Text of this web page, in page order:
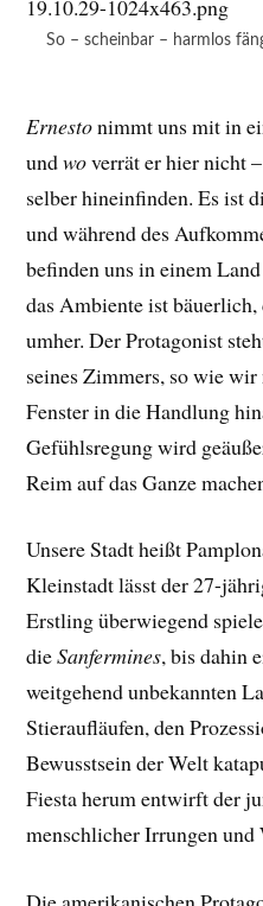
So – scheinbar – harmlos
Ernestonimmt uns mit in
undwoverrät er hier nicht
selber hineinfinden. Es ist
und während des
befinden uns in einem
das Ambiente ist
umher. Der Protagonist
seines Zimmers, so wie
Fenster in die Handlung
Gefühlsregung wird
Reim auf das Ganze
Unsere Stadt heißt
Kleinstadt lässt der 27-
Erstling überwiegend
dieSanfermines, bis dahin
weitgehend unbekannten
Stieraufläufen, den
Bewusstsein der Welt
Fiesta herum entwirft der
menschlicher Irrungen und